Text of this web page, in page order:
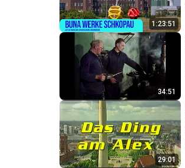
1:23:51
34:51
29:01